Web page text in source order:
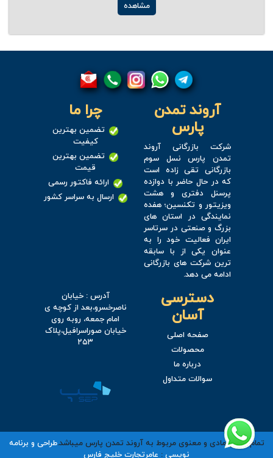
مشاهده
آروند تمدن
پارس
شرکت بازرگانی آروند
تمدن پارس نسل سوم
بازرگانی تقی زاده است
که در حال حاضر با دوازده
پرسنل دفتری و هشت
ویزیتور و تکنسین؛ هفده
نمایندگی در استان های
بزرگ و صنعتی در سرتاسر
ایران فعالیت خود را به
عنوان یکی از با سابقه
ترین شرکت های بازرگانی
ادامه می دهد.
چرا ما
تضمین بهترین
کیفیت
تضمین بهترین
قیمت
ارائه فاکتور رسمی
ارسال به سراسر کشور
دسترسی
آسان
صفحه اصلی
محصولات
درباره ما
سوالات متداول
آدرس : خیابان
ناصرخسرو،بعد از کوچه ی
امام جمعه، روبه روی
خیابان صوراسرافیل،پلاک
۲۵۳
تمام حقوق مادی و معنوی مربوط به آروند تمدن پارس میباشد.طراحی و برنامه
نویسی : عامرتجارت خلیج فارس